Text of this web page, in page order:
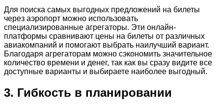
Для поиска самых выгодных предложений на билеты
через аэропорт можно использовать
специализированные агрегаторы. Эти онлайн-
платформы сравнивают цены на билеты от различных
авиакомпаний и помогают выбрать наилучший вариант.
Благодаря агрегаторам можно сэкономить значительное
количество времени и денег, так как вы сразу видите все
доступные варианты и выбираете наиболее выгодный.
3. Гибкость в планировании